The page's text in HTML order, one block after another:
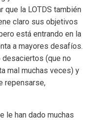
que la LOTDS también
claro sus objetivos
está entrando en la
a mayores desafíos.
(que no
mal muchas veces) y
repensarse,
le han dado muchas